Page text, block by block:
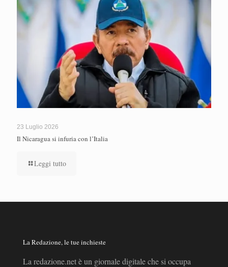
23 Luglio 2026
Il Nicaragua si infuria con l’Italia
Leggi tutto
La Redazione, le tue inchieste
La redazione.net è un giornale digitale che si occupa